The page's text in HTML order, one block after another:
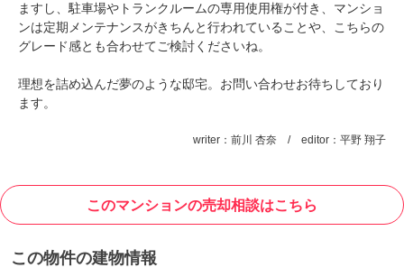
ますし、駐車場やトランクルームの専用使用権が付き、マンショ
ンは定期メンテナンスがきちんと行われていることや、こちらの
グレード感とも合わせてご検討くださいね。
理想を詰め込んだ夢のような邸宅。お問い合わせお待ちしており
ます。
writer：前川 杏奈 / editor：平野 翔子
このマンションの売却相談はこちら
この物件の建物情報